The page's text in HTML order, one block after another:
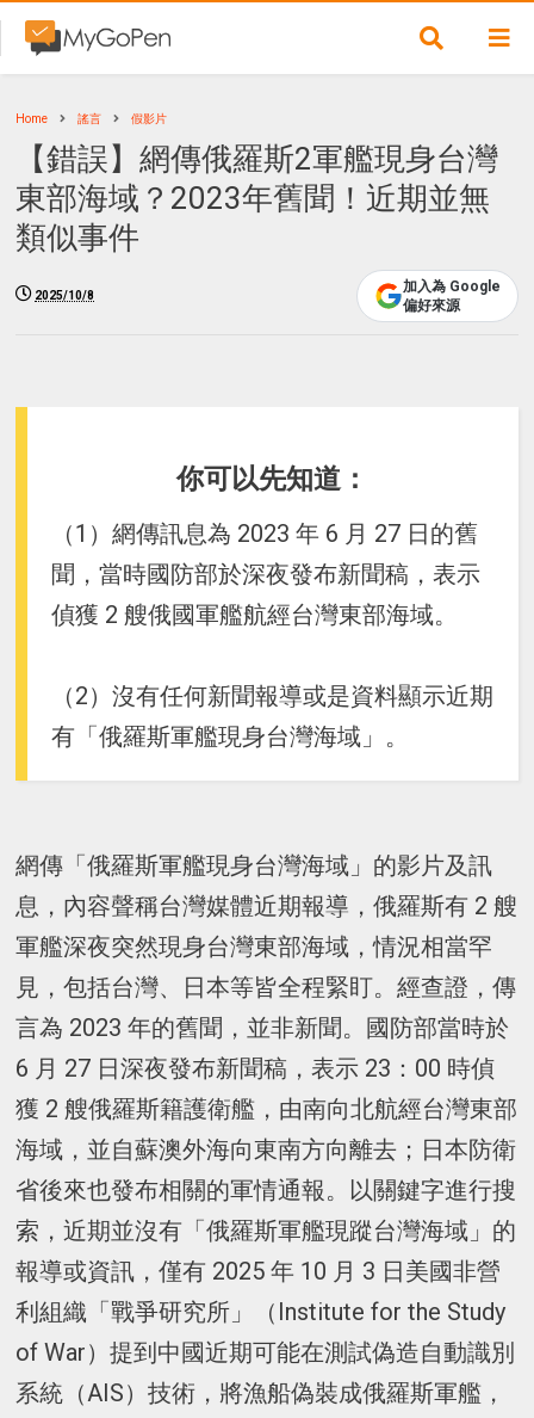
Home 謠言 假影片
【錯誤】網傳俄羅斯2軍艦現身台灣
東部海域？2023年舊聞！近期並無
類似事件
2025/10/8
加入為 Google
偏好來源
你可以先知道：
（1）網傳訊息為 2023 年 6 月 27 日的舊
聞，當時國防部於深夜發布新聞稿，表示
偵獲 2 艘俄國軍艦航經台灣東部海域。
（2）沒有任何新聞報導或是資料顯示近期
有「俄羅斯軍艦現身台灣海域」。
網傳「俄羅斯軍艦現身台灣海域」的影片及訊
息，內容聲稱台灣媒體近期報導，俄羅斯有 2 艘
軍艦深夜突然現身台灣東部海域，情況相當罕
見，包括台灣、日本等皆全程緊盯。經查證，傳
言為 2023 年的舊聞，並非新聞。國防部當時於
6 月 27 日深夜發布新聞稿，表示 23：00 時偵
獲 2 艘俄羅斯籍護衛艦，由南向北航經台灣東部
海域，並自蘇澳外海向東南方向離去；日本防衛
省後來也發布相關的軍情通報。以關鍵字進行搜
索，近期並沒有「俄羅斯軍艦現蹤台灣海域」的
報導或資訊，僅有 2025 年 10 月 3 日美國非營
利組織「戰爭研究所」（Institute for the Study
of War）提到中國近期可能在測試偽造自動識別
系統（AIS）技術，將漁船偽裝成俄羅斯軍艦，